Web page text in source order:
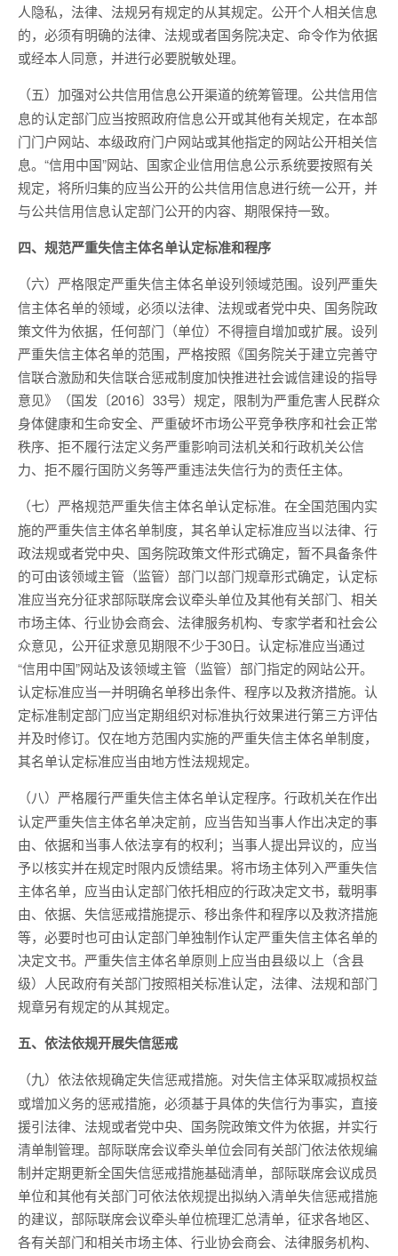
人隐私，法律、法规另有规定的从其规定。公开个人相关信息
的，必须有明确的法律、法规或者国务院决定、命令作为依据
或经本人同意，并进行必要脱敏处理。
（五）加强对公共信用信息公开渠道的统筹管理。 公共信用信
息的认定部门应当按照政府信息公开或其他有关规定，在本部
门门户网站、本级政府门户网站或其他指定的网站公开相关信
息。“信用中国”网站、国家企业信用信息公示系统要按照有关
规定，将所归集的应当公开的公共信用信息进行统一公开，并
与公共信用信息认定部门公开的内容、期限保持一致。
四、规范严重失信主体名单认定标准和程序
（六）严格限定严重失信主体名单设列领域范围。 设列严重失
信主体名单的领域，必须以法律、法规或者党中央、国务院政
策文件为依据，任何部门（单位）不得擅自增加或扩展。设列
严重失信主体名单的范围，严格按照《国务院关于建立完善守
信联合激励和失信联合惩戒制度加快推进社会诚信建设的指导
意见》（国发〔2016〕33号）规定，限制为严重危害人民群众
身体健康和生命安全、严重破坏市场公平竞争秩序和社会正常
秩序、拒不履行法定义务严重影响司法机关和行政机关公信
力、拒不履行国防义务等严重违法失信行为的责任主体。
（七）严格规范严重失信主体名单认定标准。 在全国范围内实
施的严重失信主体名单制度，其名单认定标准应当以法律、行
政法规或者党中央、国务院政策文件形式确定，暂不具备条件
的可由该领域主管（监管）部门以部门规章形式确定，认定标
准应当充分征求部际联席会议牵头单位及其他有关部门、相关
市场主体、行业协会商会、法律服务机构、专家学者和社会公
众意见，公开征求意见期限不少于30日。认定标准应当通过
“信用中国”网站及该领域主管（监管）部门指定的网站公开。
认定标准应当一并明确名单移出条件、程序以及救济措施。认
定标准制定部门应当定期组织对标准执行效果进行第三方评估
并及时修订。仅在地方范围内实施的严重失信主体名单制度，
其名单认定标准应当由地方性法规规定。
（八）严格履行严重失信主体名单认定程序。 行政机关在作出
认定严重失信主体名单决定前，应当告知当事人作出决定的事
由、依据和当事人依法享有的权利；当事人提出异议的，应当
予以核实并在规定时限内反馈结果。将市场主体列入严重失信
主体名单，应当由认定部门依托相应的行政决定文书，载明事
由、依据、失信惩戒措施提示、移出条件和程序以及救济措施
等，必要时也可由认定部门单独制作认定严重失信主体名单的
决定文书。严重失信主体名单原则上应当由县级以上（含县
级）人民政府有关部门按照相关标准认定，法律、法规和部门
规章另有规定的从其规定。
五、依法依规开展失信惩戒
（九）依法依规确定失信惩戒措施。 对失信主体采取减损权益
或增加义务的惩戒措施，必须基于具体的失信行为事实，直接
援引法律、法规或者党中央、国务院政策文件为依据，并实行
清单制管理。部际联席会议牵头单位会同有关部门依法依规编
制并定期更新全国失信惩戒措施基础清单，部际联席会议成员
单位和其他有关部门可依法依规提出拟纳入清单失信惩戒措施
的建议，部际联席会议牵头单位梳理汇总清单，征求各地区、
各有关部门和相关市场主体、行业协会商会、法律服务机构、